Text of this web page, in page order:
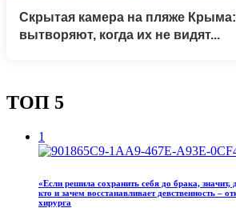
Скрытая камера на пляже
вытворяют, когда их не видят...
ТОП 5
1
«Если решила сохранить себя до брака, значит,
кто и зачем восстанавливает девственность –
хирурга